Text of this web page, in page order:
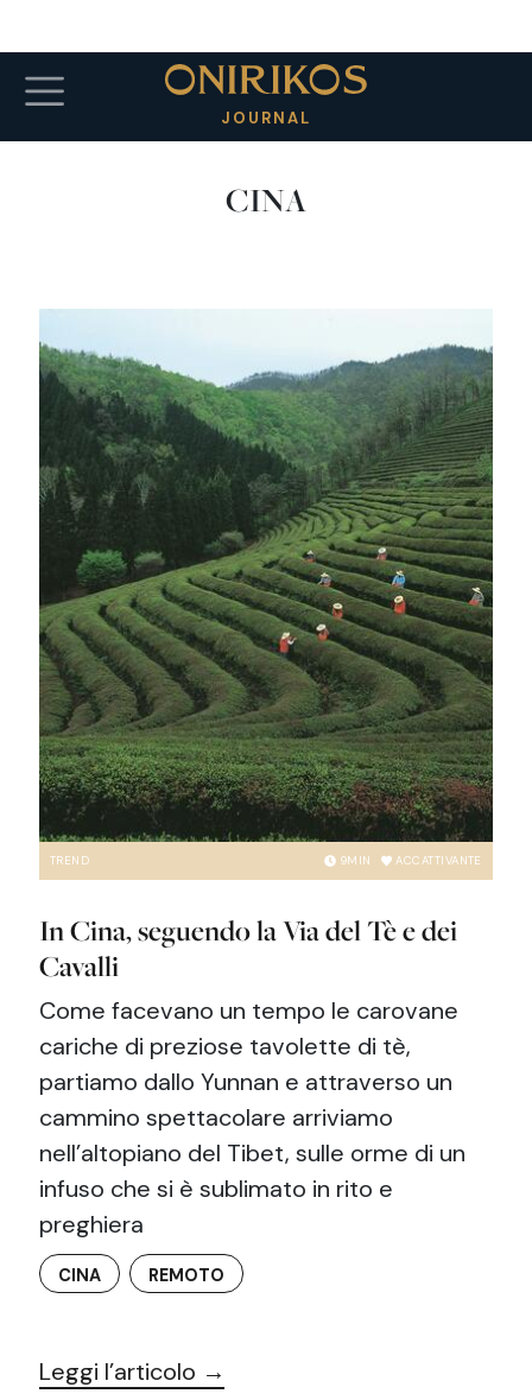
JOURNAL
CINA
TREND 9MIN ACCATTIVANTE
In Cina, seguendo la Via del Tè e dei
Cavalli
Come facevano un tempo le carovane
cariche di preziose tavolette di tè,
partiamo dallo Yunnan e attraverso un
cammino spettacolare arriviamo
nell’altopiano del Tibet, sulle orme di un
infuso che si è sublimato in rito e
preghiera
CINA REMOTO
Leggi l’articolo →